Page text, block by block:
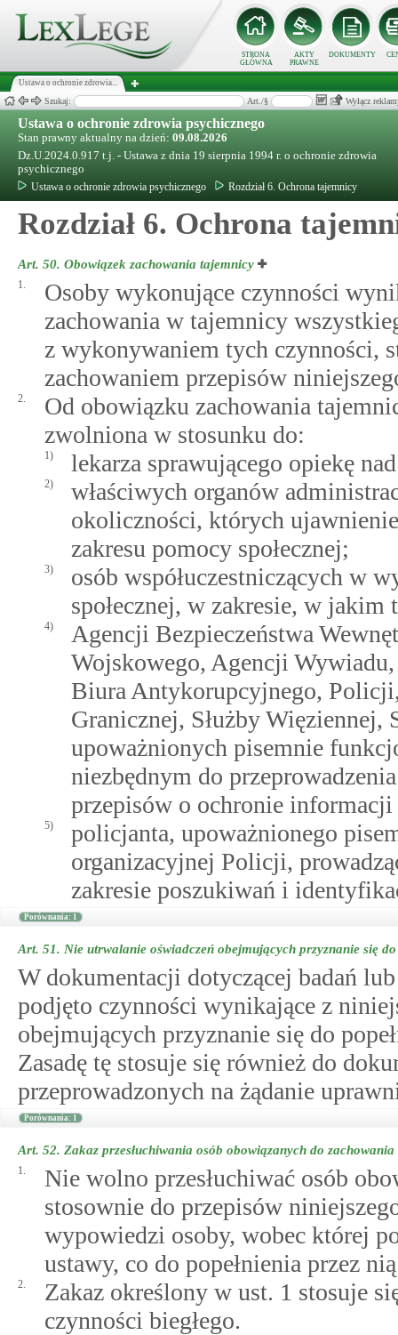
STRONA
GŁÓWNA
AKTY
PRAWNE
DOKUMENTY
Ustawa o ochronie zdrowia...
Szukaj: Art./§ Wyłącz
Ustawa o ochronie zdrowia psychicznego
Stan prawny aktualny na dzień: 09.08.2026
Dz.U.2024.0.917 t.j. - Ustawa z dnia 19 sierpnia 1994 r. o ochronie zdrowia
psychicznego
Ustawa o ochronie zdrowia psychicznego
Rozdział 6. Ochrona tajemnicy
Rozdział 6. Ochrona
Art. 50. Obowiązek zachowania tajemnicy
1.
Osoby wykonujące czynności
zachowania w tajemnicy
z wykonywaniem tych czynności,
zachowaniem przepisów
2.
Od obowiązku zachowania
zwolniona w stosunku do:
1) lekarza sprawującego opiekę
2)
właściwych organów
okoliczności, których
zakresu pomocy społecznej;
3)
osób współuczestniczących w
społecznej, w zakresie, w jakim
4)
Agencji Bezpieczeństwa
Wojskowego, Agencji
Biura Antykorupcyjnego,
Granicznej, Służby Więziennej,
upoważnionych pisemnie
niezbędnym do
przepisów o ochronie
5)
policjanta, upoważnionego
organizacyjnej Policji,
zakresie poszukiwań i
Porównania: 1
Art. 51. Nie utrwalanie oświadczeń obejmujących przyznanie się
W dokumentacji dotyczącej badań
podjęto czynności wynikające z
obejmujących przyznanie się do
Zasadę tę stosuje się również do
przeprowadzonych na żądanie
Porównania: 1
Art. 52. Zakaz przesłuchiwania osób obowiązanych do
1.
Nie wolno przesłuchiwać osób
stosownie do przepisów
wypowiedzi osoby, wobec której
ustawy, co do popełnienia przez
2.
Zakaz określony w ust. 1 stosuje
czynności biegłego.